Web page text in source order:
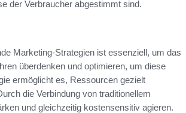
der Verbraucher abgestimmt sind.
Marketing-Strategien ist essenziell, um das
überdenken und optimieren, um diese
ermöglicht es, Ressourcen gezielt
die Verbindung von traditionellem
und gleichzeitig kostensensitiv agieren.